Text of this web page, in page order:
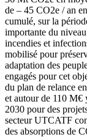
de – 45 CO2e / an
cumulé, sur la
importante du
incendies et
mobilisé pour
adaptation des
engagés pour cet
du plan de relance
et autour de 110 M€
2030 pour des
secteur UTCATF
des absorptions de